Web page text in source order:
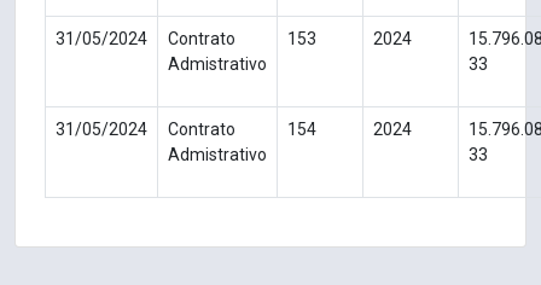
31/05/2024
Contrato
Admistrativo
153 2024
33
31/05/2024
Contrato
Admistrativo
154 2024
33